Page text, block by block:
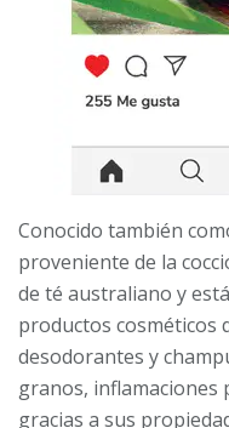
Conocido también
proveniente de la
de té australiano y
productos cosméticos
desodorantes y
granos, inflamaciones
gracias a sus